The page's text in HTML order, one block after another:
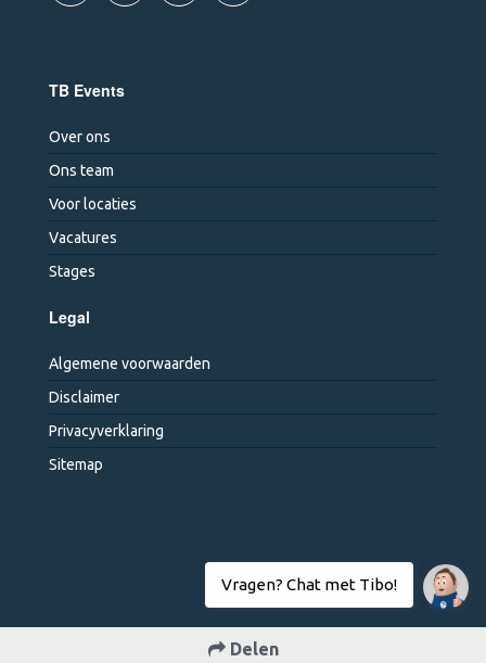
TB Events
Over ons
Ons team
Voor locaties
Vacatures
Stages
Legal
Algemene voorwaarden
Disclaimer
Privacyverklaring
Sitemap
Delen